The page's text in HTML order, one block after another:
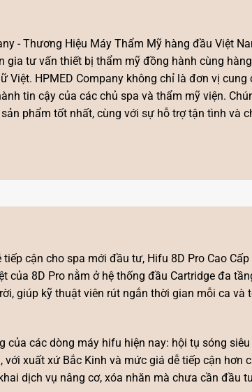
- Thương Hiệu Máy Thẩm Mỹ hàng đầu Việt
gia tư vấn thiết bị thẩm mỹ đồng hành cùng
Việt. HPMED Company không chỉ là đơn vị cung
tin cậy của các chủ spa và thẩm mỹ viện.
phẩm tốt nhất, cùng với sự hỗ trợ tận tình và
cận cho spa mới đầu tư, Hifu 8D Pro Cao
8D Pro nằm ở hệ thống đầu Cartridge đa
giúp kỹ thuật viên rút ngắn thời gian mỗi ca và
của các dòng máy hifu hiện nay: hội tụ sóng
xuất xứ Bắc Kinh và mức giá dễ tiếp cận hơn
dịch vụ nâng cơ, xóa nhăn mà chưa cần đầu